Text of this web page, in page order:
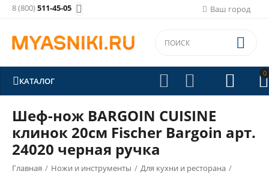
Ваш город
8 (800)511-45-05 
0


 

КАТАЛОГ
Шеф-нож BARGOIN CUISINE
клинок 20см Fischer Bargoin арт.
24020 черная ручка
Главная / Ножи и инструменты / Для кухни и ресторана /